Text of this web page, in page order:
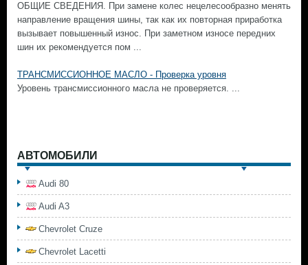
ОБЩИЕ СВЕДЕНИЯ. При замене колес нецелесообразно менять
направление вращения шины, так как их повторная приработка
вызывает повышенный износ. При заметном износе передних
шин их рекомендуется пом ...
ТРАНСМИССИОННОЕ МАСЛО - Проверка уровня
Уровень трансмиссионного масла не проверяется. ...
АВТОМОБИЛИ
Audi 80
Audi A3
Chevrolet Cruze
Chevrolet Lacetti